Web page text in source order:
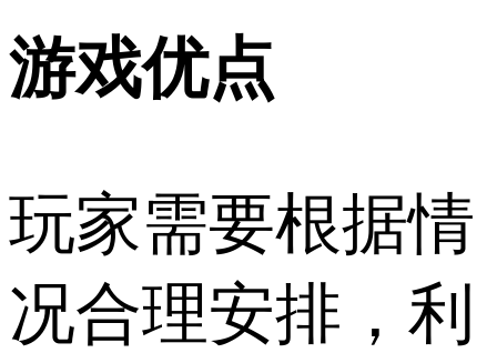
游戏优点
玩家需要根据情
况合理安排，利